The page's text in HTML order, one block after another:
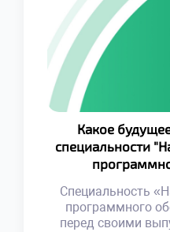
Какое
специальности
Специальность
программного
перед своими